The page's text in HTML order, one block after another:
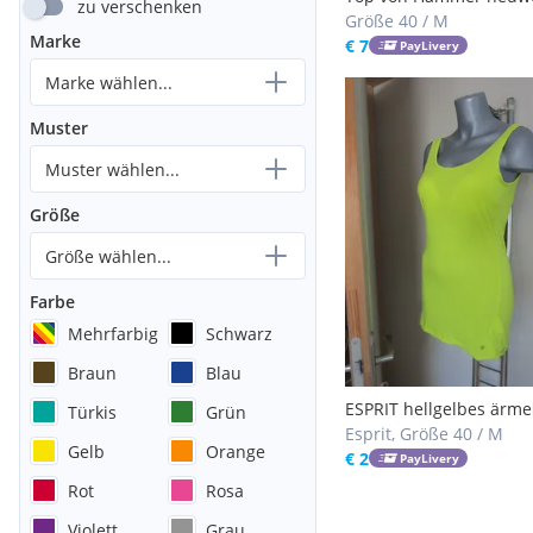
zu verschenken
Marke
Marke wählen...
Muster
Muster wählen...
Größe
Größe wählen...
Farbe
Mehrfarbig
Schwarz
Braun
Blau
Türkis
Grün
Gelb
Orange
Rot
Rosa
Größe 40 / M
€ 7
PayLivery
ESPRIT hellgelbes
Top für Mädchen/
Größe M
Esprit, Größe 40 / M
€ 2
PayLivery